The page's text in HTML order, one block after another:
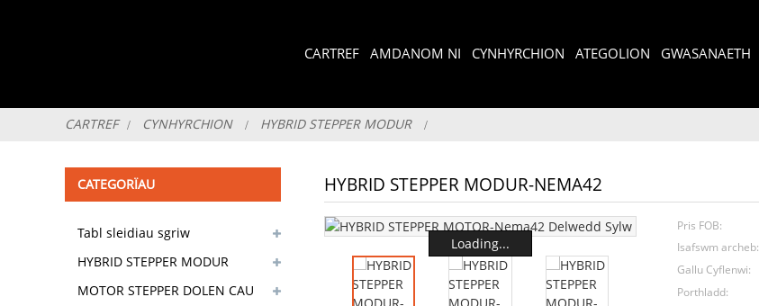
CARTREF AMDANOM NI CYNHYRCHION ATEGOLION GWASANAETH
CARTREF CYNHYRCHION HYBRID STEPPER MODUR
CATEGORÏAU
Tabl sleidiau sgriw
trachywiredd
HYBRID STEPPER MODUR
MOTOR STEPPER DOLEN CAU
HYBRID STEPPER MODUR-NEMA42
Loading...
Pris FOB:
Isafswm archeb:
Gallu Cyflenwi:
Porthladd: